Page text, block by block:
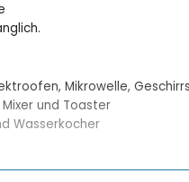
Mikrowelle,
und Toaster
Wasserkocher